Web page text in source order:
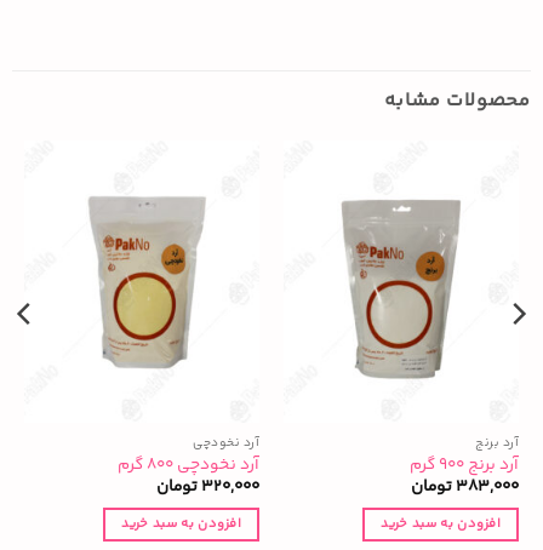
محصولات مشابه
آرد برنج
آرد برنج ۹۰۰ گرم
383,000تومان
افزودن به سبد خرید
آرد نخودچی
آرد نخودچی ۸۰۰ گرم
320,000تومان
افزودن به سبد خرید